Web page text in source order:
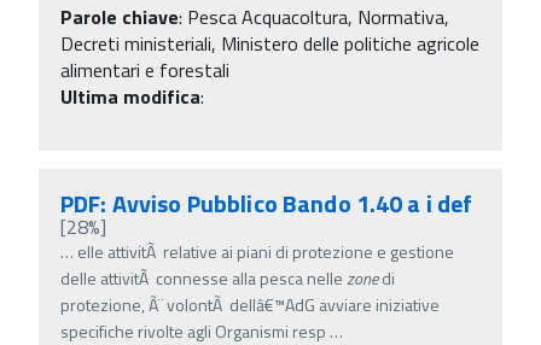
Parole chiave: Pesca Acquacoltura, Normativa,
Decreti ministeriali, Ministero delle politiche agricole
alimentari e forestali
Ultima modifica:
PDF: Avviso Pubblico Bando 1.40 a i def
[28%]
… elle attivitÃ relative ai piani di protezione e gestione
delle attivitÃ connesse alla pesca nellezonedi
protezione, Ã¨ volontÃ dellâ€™AdG avviare iniziative
specifiche rivolte agli Organismi resp …